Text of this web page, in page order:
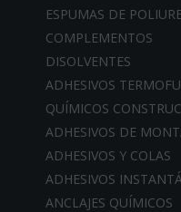
ESPUMAS DE
COMPLEMENTOS
DISOLVENTES
ADHESIVOS
QUÍMICOS
ADHESIVOS DE
ADHESIVOS Y COLAS
ADHESIVOS
ANCLAJES QUÍMICOS